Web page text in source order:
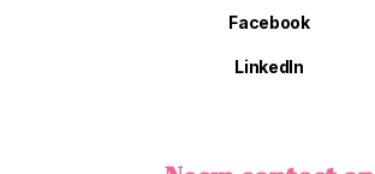
Facebook
LinkedIn